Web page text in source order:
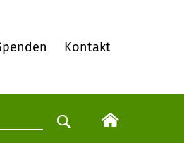
Kontakt
Suche starten